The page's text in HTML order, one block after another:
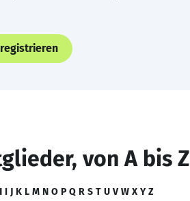
von A bis Z
I J K L M N O P Q R S T U V W X Y Z